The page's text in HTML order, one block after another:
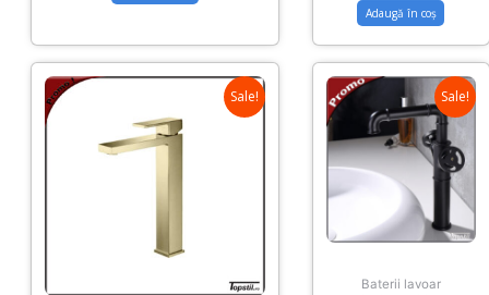
Adaugă în coș
Sale! Sale!
Baterii lavoar